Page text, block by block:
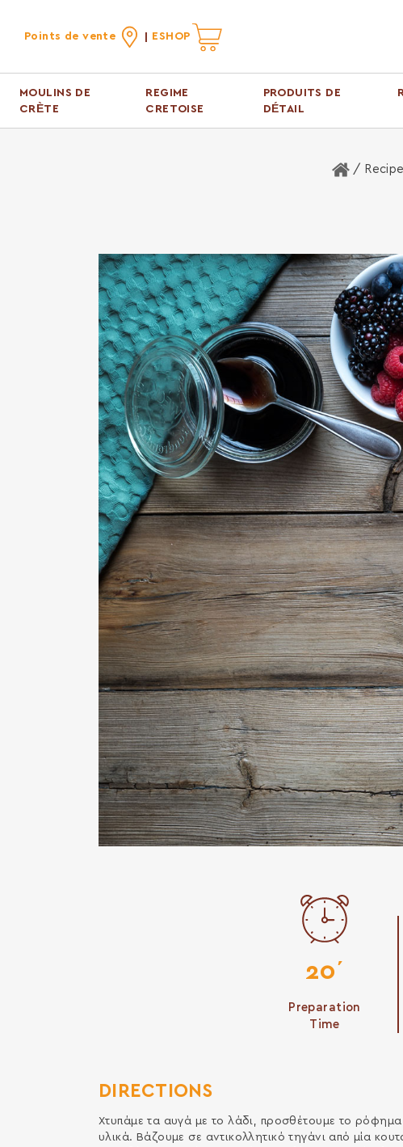
Points de vente ESHOP
MOULINS DE
CRÈTE
REGIME
CRETOISE
PRODUITS DE
DÉTAIL
Home
/
20΄
Preparation
Time
DIRECTIONS
Χτυπάμε τα αυγά με το λάδι, προσθέτουμε το
υλικά. Βάζουμε σε αντικολλητικό τηγάνι από μία